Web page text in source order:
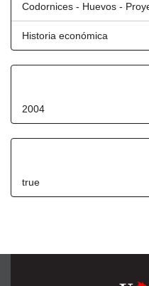
Codornices - Huevos -
Historia económica
2004
true